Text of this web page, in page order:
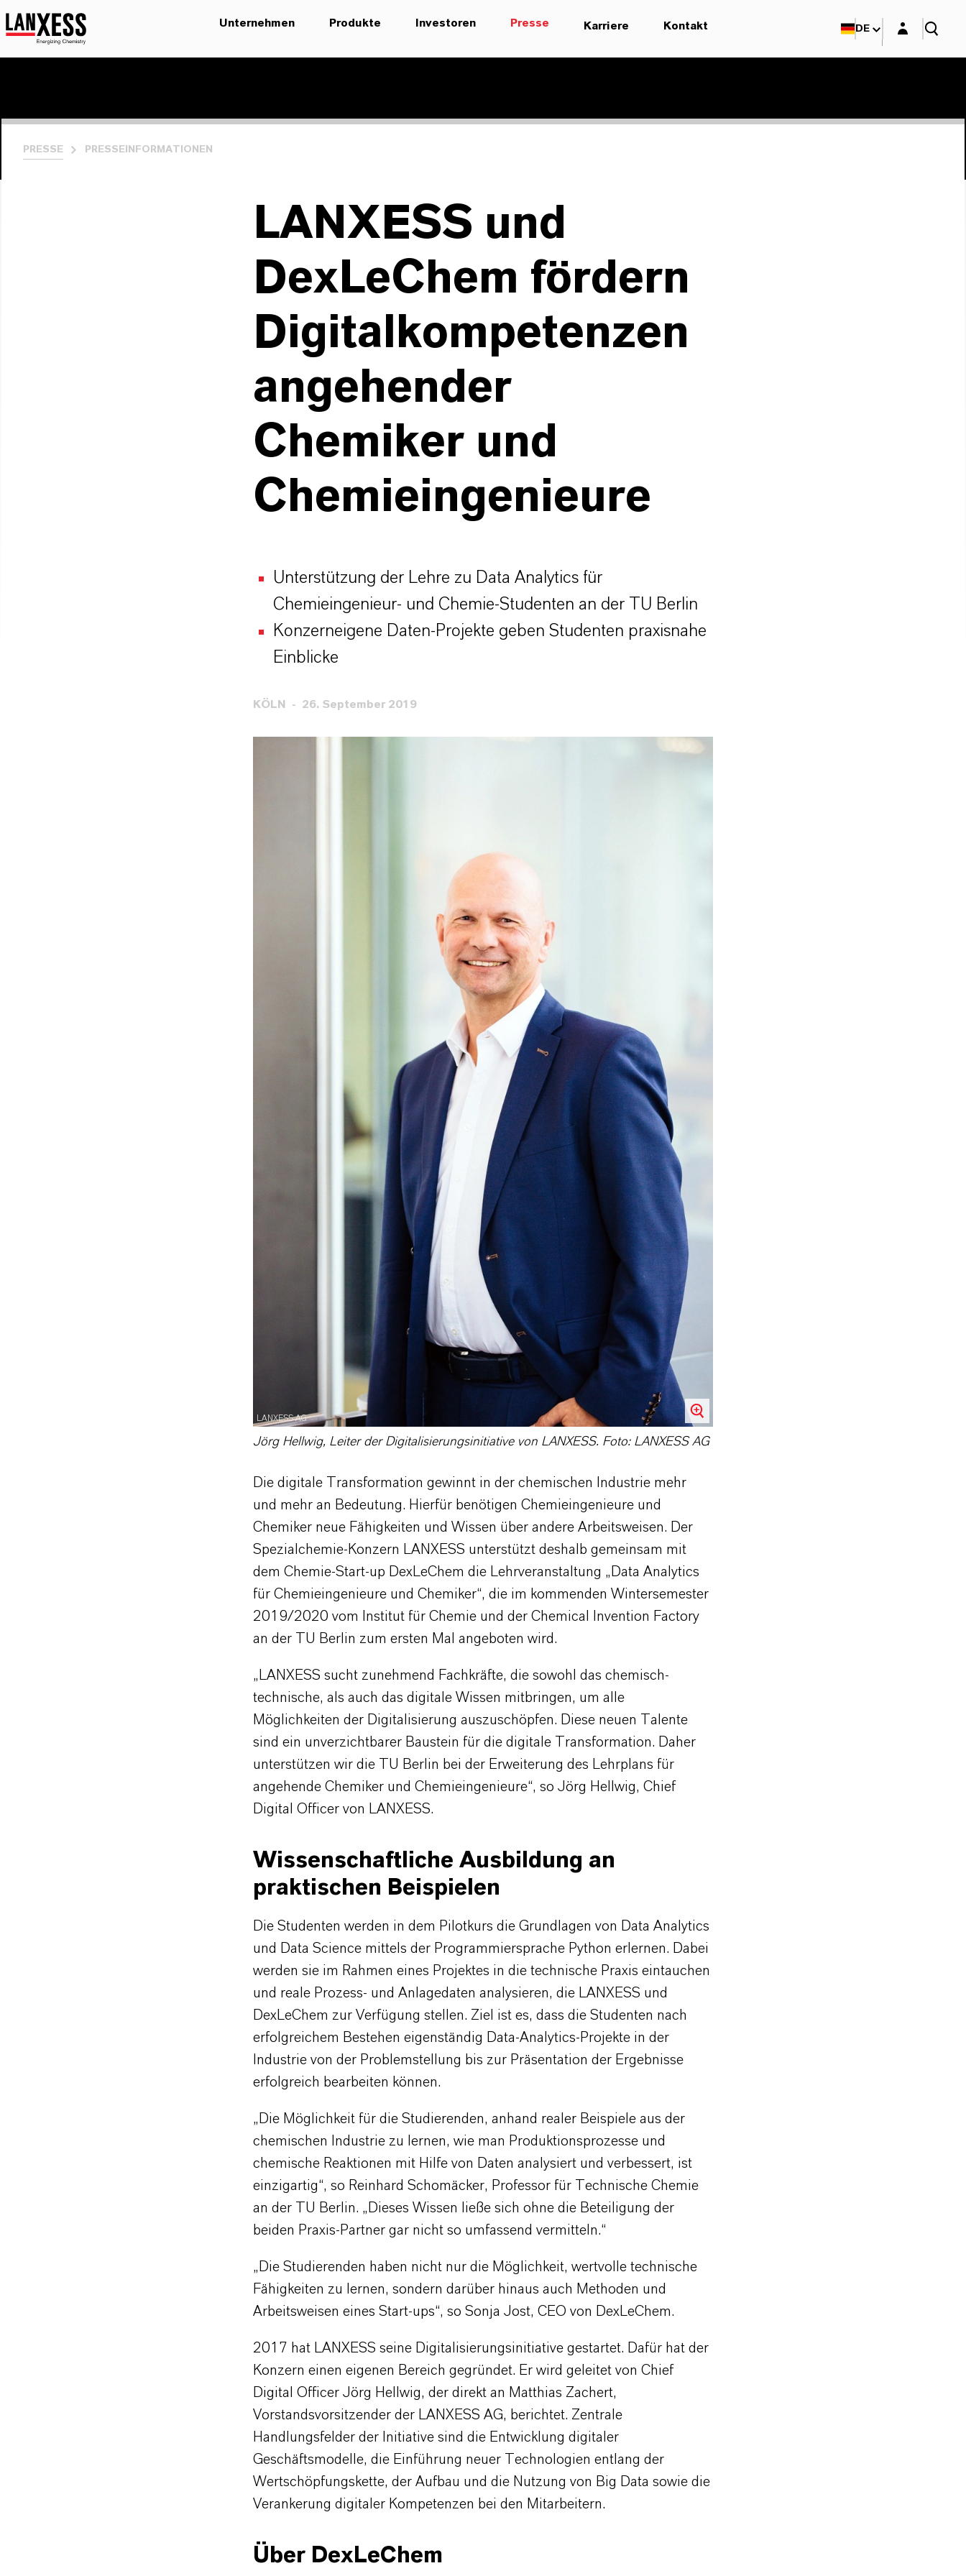
Unternehmen Produkte Investoren Presse Karriere Kontakt DE Login-Maske
PRESSE PRESSEINFORMATIONEN
LANXESS und
DexLeChem fördern
Digitalkompetenzen
angehender
Chemiker und
Chemieingenieure
Unterstützung der Lehre zu Data Analytics für
Chemieingenieur- und Chemie-Studenten an der TU Berlin
Konzerneigene Daten-Projekte geben Studenten praxisnahe
Einblicke
KÖLN 26. September 2019
LANXESS AG
Jörg Hellwig, Leiter der Digitalisierungsinitiative von LANXESS. Foto: LANXESS AG
Die digitale Transformation gewinnt in der chemischen Industrie mehr
und mehr an Bedeutung. Hierfür benötigen Chemieingenieure und
Chemiker neue Fähigkeiten und Wissen über andere Arbeitsweisen. Der
Spezialchemie-Konzern LANXESS unterstützt deshalb gemeinsam mit
dem Chemie-Start-up DexLeChem die Lehrveranstaltung „Data Analytics
für Chemieingenieure und Chemiker“, die im kommenden Wintersemester
2019/2020 vom Institut für Chemie und der Chemical Invention Factory
an der TU Berlin zum ersten Mal angeboten wird.
„LANXESS sucht zunehmend Fachkräfte, die sowohl das chemisch-
technische, als auch das digitale Wissen mitbringen, um alle
Möglichkeiten der Digitalisierung auszuschöpfen. Diese neuen Talente
sind ein unverzichtbarer Baustein für die digitale Transformation. Daher
unterstützen wir die TU Berlin bei der Erweiterung des Lehrplans für
angehende Chemiker und Chemieingenieure“, so Jörg Hellwig, Chief
Digital Officer von LANXESS.
Wissenschaftliche Ausbildung an
praktischen Beispielen
Die Studenten werden in dem Pilotkurs die Grundlagen von Data Analytics
und Data Science mittels der Programmiersprache Python erlernen. Dabei
werden sie im Rahmen eines Projektes in die technische Praxis eintauchen
und reale Prozess- und Anlagedaten analysieren, die LANXESS und
DexLeChem zur Verfügung stellen. Ziel ist es, dass die Studenten nach
erfolgreichem Bestehen eigenständig Data-Analytics-Projekte in der
Industrie von der Problemstellung bis zur Präsentation der Ergebnisse
erfolgreich bearbeiten können.
„Die Möglichkeit für die Studierenden, anhand realer Beispiele aus der
chemischen Industrie zu lernen, wie man Produktionsprozesse und
chemische Reaktionen mit Hilfe von Daten analysiert und verbessert, ist
einzigartig“, so Reinhard Schomäcker, Professor für Technische Chemie
an der TU Berlin. „Dieses Wissen ließe sich ohne die Beteiligung der
beiden Praxis-Partner gar nicht so umfassend vermitteln.“
„Die Studierenden haben nicht nur die Möglichkeit, wertvolle technische
Fähigkeiten zu lernen, sondern darüber hinaus auch Methoden und
Arbeitsweisen eines Start-ups“, so Sonja Jost, CEO von DexLeChem.
2017 hat LANXESS seine Digitalisierungsinitiative gestartet. Dafür hat der
Konzern einen eigenen Bereich gegründet. Er wird geleitet von Chief
Digital Officer Jörg Hellwig, der direkt an Matthias Zachert,
Vorstandsvorsitzender der LANXESS AG, berichtet. Zentrale
Handlungsfelder der Initiative sind die Entwicklung digitaler
Geschäftsmodelle, die Einführung neuer Technologien entlang der
Wertschöpfungskette, der Aufbau und die Nutzung von Big Data sowie die
Verankerung digitaler Kompetenzen bei den Mitarbeitern.
Über DexLeChem